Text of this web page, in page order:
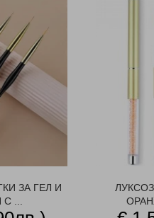
ЗА ГЕЛ И
...